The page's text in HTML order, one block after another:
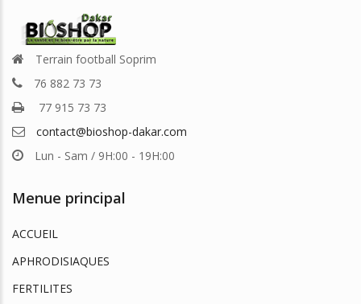
Terrain football Soprim
76 882 73 73
77 915 73 73
contact@bioshop-dakar.com
Lun - Sam / 9H:00 - 19H:00
Menue principal
ACCUEIL
APHRODISIAQUES
FERTILITES